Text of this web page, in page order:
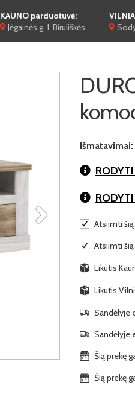
KAUNO parduotuvė:
Jėgainės g. 1, Biruliškės
Išmatavimai:
Atsiimti šią
Atsiimti
Likutis
Likutis
Sandėlyje
Sandėlyje
Šią prekę
Šią prekę